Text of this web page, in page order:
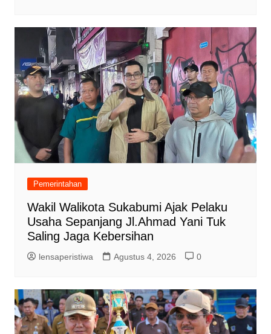
Pemerintahan
Wakil Walikota Sukabumi Ajak Pelaku
Usaha Sepanjang Jl.Ahmad Yani Tuk
Saling Jaga Kebersihan
lensaperistiwa Agustus 4, 2026 0